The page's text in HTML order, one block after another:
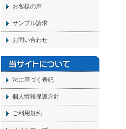
お客様の声
サンプル請求
お問い合わせ
法に基づく表記
個人情報保護方針
ご利用規約